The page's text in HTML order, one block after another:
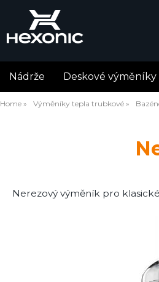
Nádrže Deskové
Home Výměníky tepla trubkové
Nerezový výměník pro